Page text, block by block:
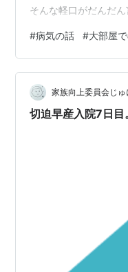
そんな軽口がだんだ
入り患者に手を取ら
うようになる。 入院
どいない。 ケータイ
護師から薬もらって、
い。 最近ではもっぱ
#病気の話 #大部屋
家族向上委員会じゅ
切迫早産入院7日